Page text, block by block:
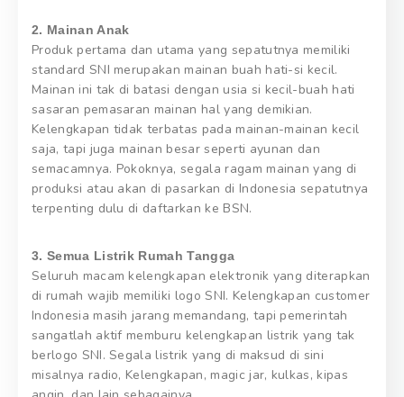
2. Mainan Anak
Produk pertama dan utama yang sepatutnya memiliki
standard SNI merupakan mainan buah hati-si kecil.
Mainan ini tak di batasi dengan usia si kecil-buah hati
sasaran pemasaran mainan hal yang demikian.
Kelengkapan tidak terbatas pada mainan-mainan kecil
saja, tapi juga mainan besar seperti ayunan dan
semacamnya. Pokoknya, segala ragam mainan yang di
produksi atau akan di pasarkan di Indonesia sepatutnya
terpenting dulu di daftarkan ke BSN.
3. Semua Listrik Rumah Tangga
Seluruh macam kelengkapan elektronik yang diterapkan
di rumah wajib memiliki logo SNI. Kelengkapan customer
Indonesia masih jarang memandang, tapi pemerintah
sangatlah aktif memburu kelengkapan listrik yang tak
berlogo SNI. Segala listrik yang di maksud di sini
misalnya radio, Kelengkapan, magic jar, kulkas, kipas